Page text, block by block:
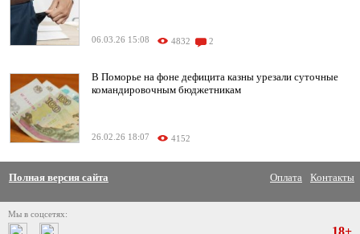
06.03.26 15:08 4832 2
В Поморье на фоне дефицита казны урезали суточные
командировочным бюджетникам
26.02.26 18:07 4152
Полная версия сайта Оплата Контакты
Мы в соцсетях:
18+